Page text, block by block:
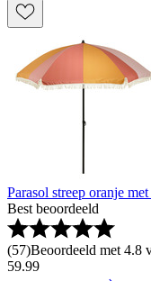
Parasol streep oranje
Best beoordeeld
(57)Beoordeeld met 4.8
59.99